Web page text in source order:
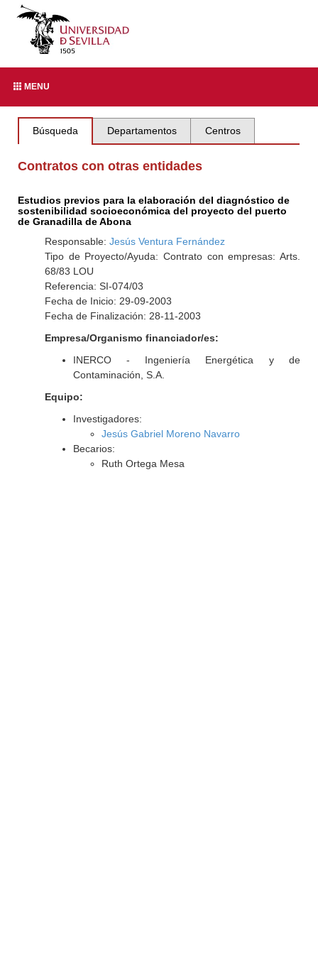
MENU
Búsqueda Departamentos Centros
Contratos con otras entidades
Estudios previos para la elaboración del diagnóstico de
sostenibilidad socioeconómica del proyecto del puerto
de Granadilla de Abona
Responsable: Jesús Ventura Fernández
Tipo de Proyecto/Ayuda: Contrato con empresas: Arts.
68/83 LOU
Referencia: SI-074/03
Fecha de Inicio: 29-09-2003
Fecha de Finalización: 28-11-2003
Empresa/Organismo financiador/es:
INERCO - Ingeniería Energética y de
Contaminación, S.A.
Equipo:
Investigadores:
Jesús Gabriel Moreno Navarro
Becarios:
Ruth Ortega Mesa